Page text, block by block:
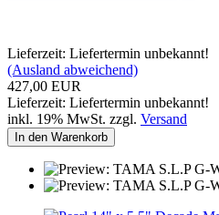
Lieferzeit: Liefertermin unbekannt!
(Ausland abweichend)
427,00 EUR
Lieferzeit: Liefertermin unbekannt!
inkl. 19% MwSt. zzgl. Versand
In den Warenkorb